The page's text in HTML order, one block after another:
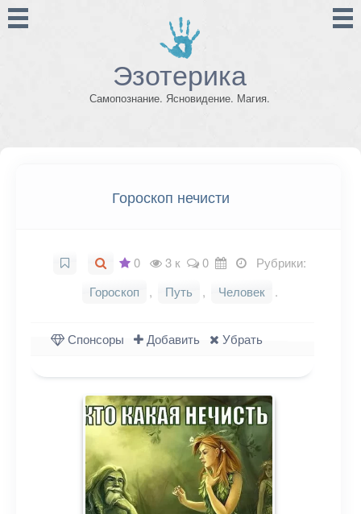
Эзотерика
Самопознание. Ясновидение. Магия.
Гороскоп нечисти
0 3 к 0
Рубрики:
Гороскоп
, Путь , Человек .
Спонсоры Добавить Убрать